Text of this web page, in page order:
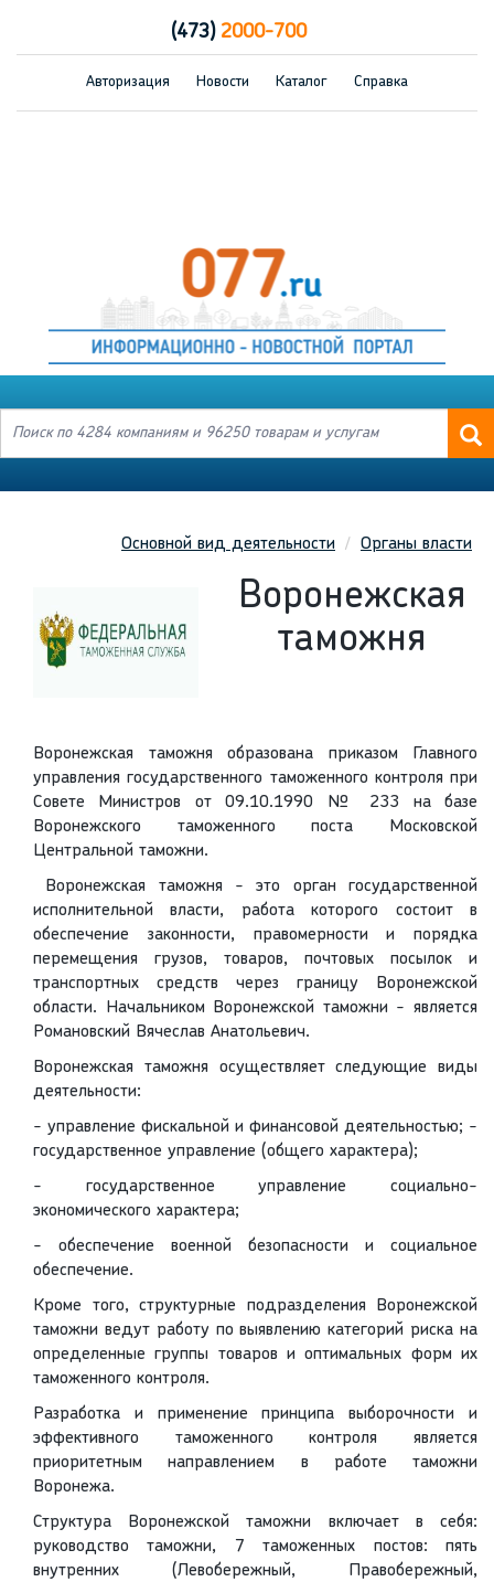
(473)2000-700
Авторизация Новости Каталог Справка
Основной вид деятельности Органы власти
Воронежская
таможня
Воронежская таможня образована приказом Главного
управления государственного таможенного контроля при
Совете Министров от 09.10.1990 № 233 на базе
Воронежского таможенного поста Московской
Центральной таможни.
Воронежская таможня - это орган государственной
исполнительной власти, работа которого состоит в
обеспечение законности, правомерности и порядка
перемещения грузов, товаров, почтовых посылок и
транспортных средств через границу Воронежской
области. Начальником Воронежской таможни - является
Романовский Вячеслав Анатольевич.
Воронежская таможня осуществляет следующие виды
деятельности:
- управление фискальной и финансовой деятельностью; -
государственное управление (общего характера);
- государственное управление социально-
экономического характера;
- обеспечение военной безопасности и социальное
обеспечение.
Кроме того, структурные подразделения Воронежской
таможни ведут работу по выявлению категорий риска на
определенные группы товаров и оптимальных форм их
таможенного контроля.
Разработка и применение принципа выборочности и
эффективного таможенного контроля является
приоритетным направлением в работе таможни
Воронежа.
Структура Воронежской таможни включает в себя:
руководство таможни, 7 таможенных постов: пять
внутренних (Левобережный, Правобережный,